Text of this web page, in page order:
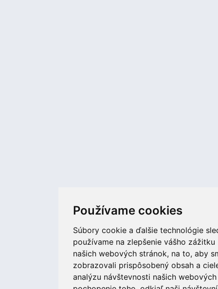
Používame cookies
Súbory cookie a ďalšie technológie
používame na zlepšenie vášho zážitku
našich webových stránok, na to, aby
zobrazovali prispôsobený obsah a
analýzu návštevnosti našich